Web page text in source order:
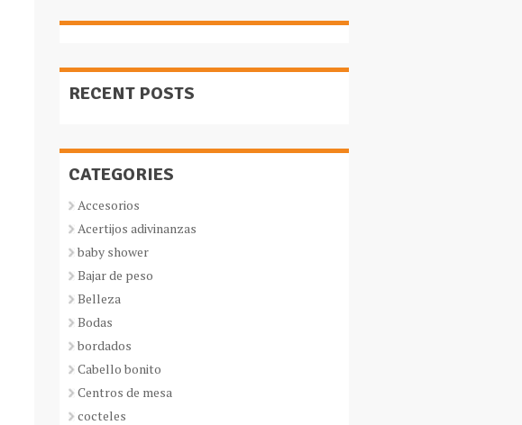
RECENT POSTS
CATEGORIES
Accesorios
Acertijos adivinanzas
baby shower
Bajar de peso
Belleza
Bodas
bordados
Cabello bonito
Centros de mesa
cocteles